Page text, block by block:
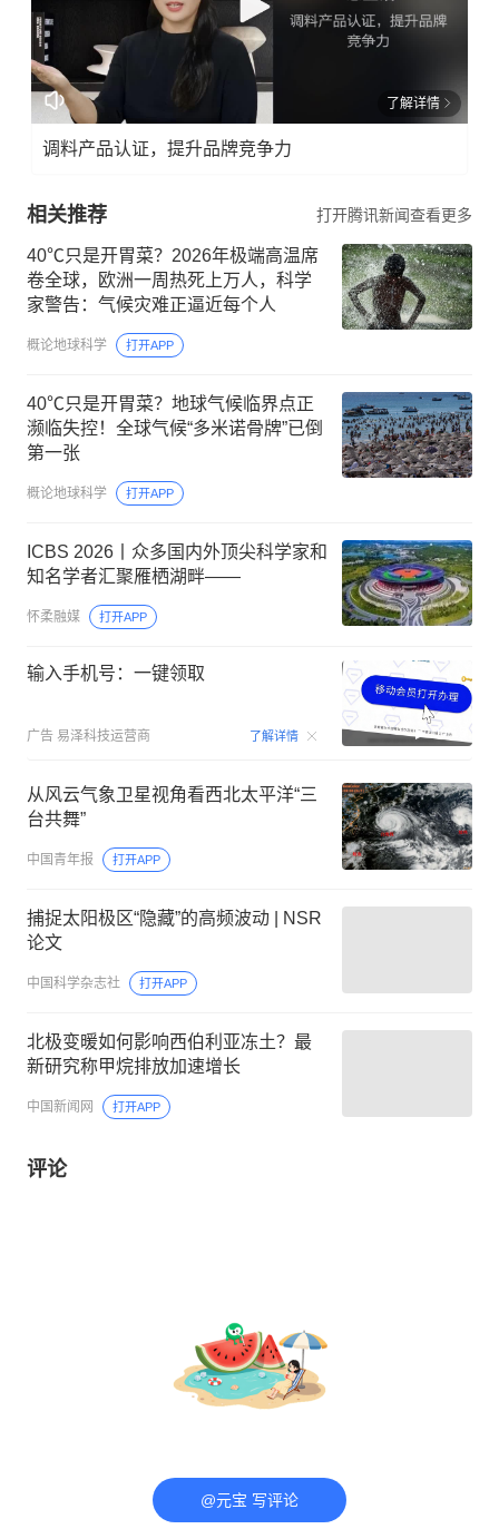
了解详情
调料产品认证，提升品牌竞争力
相关推荐 打开腾讯新闻查看更多
40℃只是开胃菜？2026年极端高温席
卷全球，欧洲一周热死上万人，科学
家警告：气候灾难正逼近每个人
概论地球科学 打开APP
40℃只是开胃菜？地球气候临界点正
濒临失控！全球气候“多米诺骨牌”已倒
第一张
概论地球科学 打开APP
ICBS 2026丨众多国内外顶尖科学家和
知名学者汇聚雁栖湖畔——
怀柔融媒 打开APP
输入手机号：一键领取
广告 易泽科技运营商 了解详情 00:15
从风云气象卫星视角看西北太平洋“三
台共舞”
中国青年报 打开APP
捕捉太阳极区“隐藏”的高频波动 | NSR
论文
中国科学杂志社 打开APP
北极变暖如何影响西伯利亚冻土？最
新研究称甲烷排放加速增长
中国新闻网 打开APP
评论
@元宝 写评论